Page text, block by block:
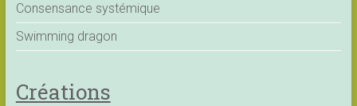
Consensance systémique
Swimming dragon
Créations